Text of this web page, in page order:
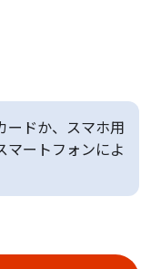
ードか、スマホ用
マートフォンによ